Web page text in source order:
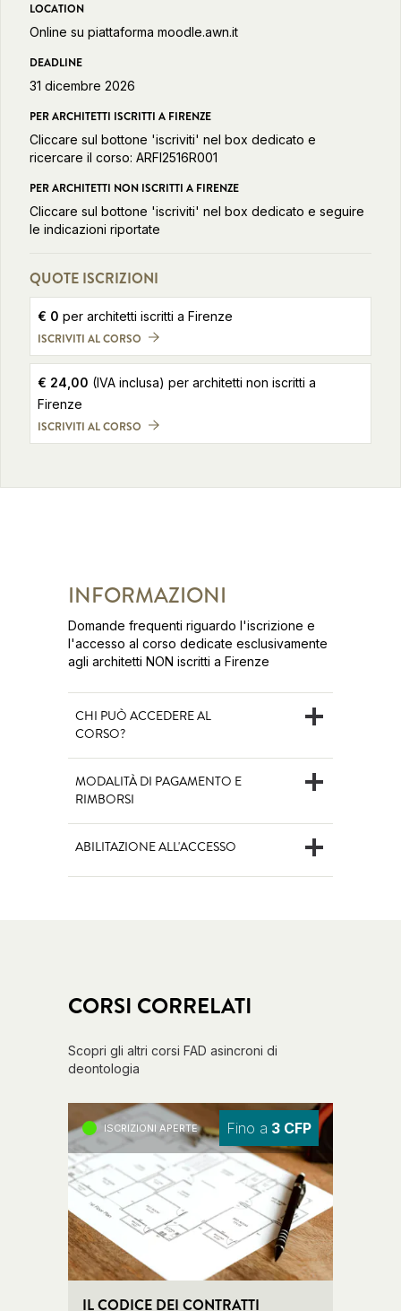
LOCATION
Online su piattaforma moodle.awn.it
DEADLINE
31 dicembre 2026
PER ARCHITETTI ISCRITTI A FIRENZE
Cliccare sul bottone 'iscriviti' nel box dedicato e
ricercare il corso: ARFI2516R001
PER ARCHITETTI NON ISCRITTI A FIRENZE
Cliccare sul bottone 'iscriviti' nel box dedicato e seguire
le indicazioni riportate
QUOTE ISCRIZIONI
€ 0 per architetti iscritti a Firenze
ISCRIVITI AL CORSO
€ 24,00 (IVA inclusa) per architetti non iscritti a
Firenze
ISCRIVITI AL CORSO
INFORMAZIONI
Domande frequenti riguardo l'iscrizione e
l'accesso al corso dedicate esclusivamente
agli architetti NON iscritti a Firenze
CHI PUÒ ACCEDERE AL
CORSO?
MODALITÀ DI PAGAMENTO E
RIMBORSI
ABILITAZIONE ALL'ACCESSO
CORSI CORRELATI
Scopri gli altri corsi FAD asincroni di
deontologia
ISCRIZIONI APERTE Fino a 3 CFP
IL CODICE DEI CONTRATTI